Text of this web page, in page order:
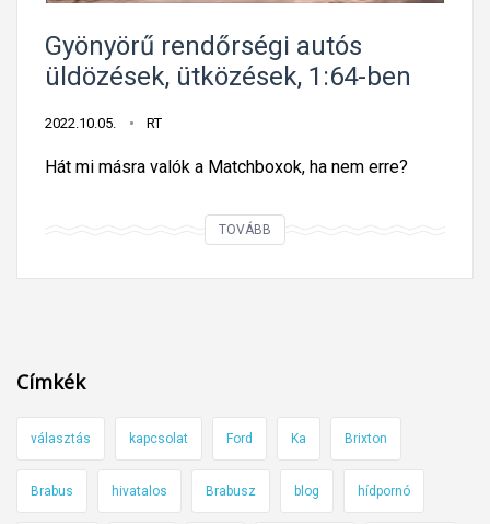
Gyönyörű rendőrségi autós
üldözések, ütközések, 1:64-ben
2022.10.05. RT
Hát mi másra valók a Matchboxok, ha nem erre?
TOVÁBB
ö
r
e
n
Címkék
választás kapcsolat Ford Ka Brixton
Brabus hivatalos Brabusz blog hídpornó